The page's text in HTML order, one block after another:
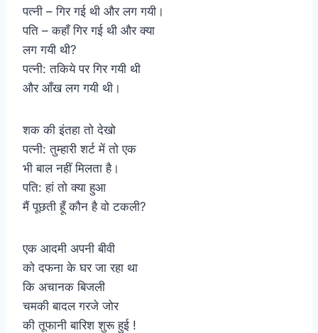
पत्नी – गिर गई थी और लग गयी।
पति – कहाँ गिर गई थी और क्या
लग गयी थी?
पत्नी: तकिये पर गिर गयी थी
और आँख लग गयी थी।
शक की इंतहा तो देखो
पत्नी: तुम्हारी शर्ट में तो एक
भी बाल नहीं मिलता है।
पति: हां तो क्या हुआ
मैं पूछती हूँ कौन है वो टकली?
एक आदमी अपनी बीवी
को दफना के घर जा रहा था
कि अचानक बिजली
चमकी बादल गरजे जोर
की तूफानी बारिश शुरू हुई !